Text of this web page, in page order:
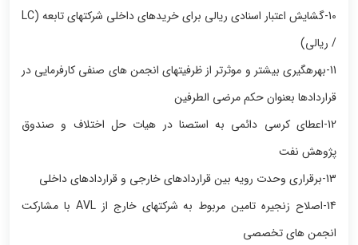
10-گشایش اعتبار اسنادی ریالی برای خریدهای داخلی شرکتهای تابعه (LC
/ ریالی)
11-بهره‎گیری بیشتر و موثرتر از ظرفیتهای انجمن های صنفی کارفرمایی در
قراردادها بعنوان حکم مرضی الطرفین
12-اعطای کرسی دائمی به استصنا در هیات حل اختلاف و صندوق
پژوهش نفت
13-برقراری وحدت رویه بین قراردادهای خارجی و قراردادهای داخلی
14-اصلاح زنجیره تامین مربوط به شرکتهای خارج از AVL با مشارکت
انجمن های تخصصی